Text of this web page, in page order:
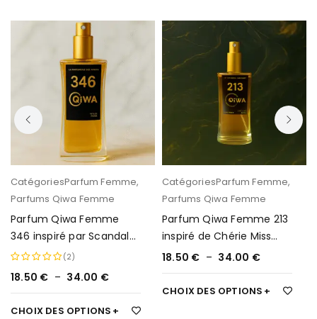
CatégoriesParfum Femme,
Parfums Qiwa Femme
Parfum Qiwa Femme
346 inspiré par Scandal
de Jean-Paul Gaultier
Note 5.00
sur 5
(2)
18.50 € – 34.00 €
CHOIX DES OPTIONS
CatégoriesParfum Femme,
Parfums Qiwa Femme
Parfum Qiwa Femme 213
inspiré de Chérie Miss
Dior
18.50 € – 34.00 €
CHOIX DES OPTIONS